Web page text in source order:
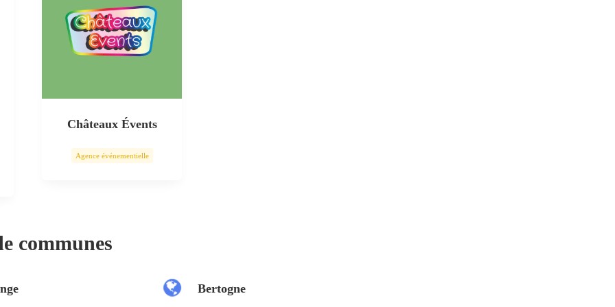
Châteaux Évents
Agence événementielle
communes
Bertogne